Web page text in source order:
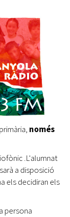
només
.L'alumnat
a disposició
els decidiran els
persona